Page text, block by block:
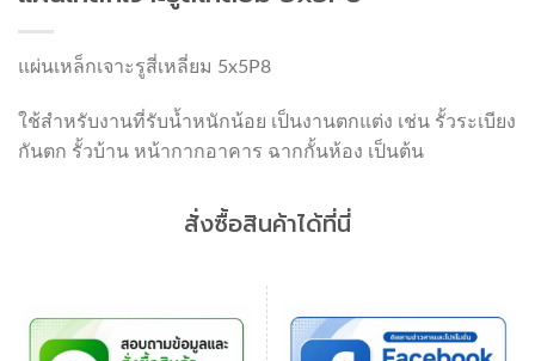
แผ่นเหล็กเจาะรูสี่เหลี่ยม 5x5P8
ใช้สำหรับงานที่รับน้ำหนักน้อย เป็นงานตกแต่ง เช่น รั้วระเบียง
กันตก รั้วบ้าน หน้ากากอาคาร ฉากกั้นห้อง เป็นต้น
สั่งซื้อสินค้าได้ที่นี่